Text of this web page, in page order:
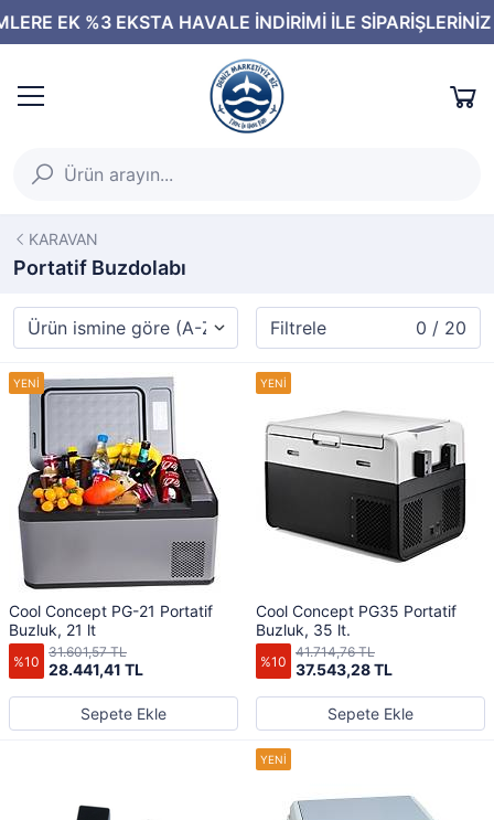
KARAVAN
Portatif Buzdolabı
Filtrele 0 / 20
Cool Concept PG-21 Portatif
Buzluk, 21 lt
%10 28.441,41 TL
31.601,57 TL
Sepete Ekle
Cool Concept PG35 Portatif
Buzluk, 35 lt.
%10 37.543,28 TL
41.714,76 TL
Sepete Ekle